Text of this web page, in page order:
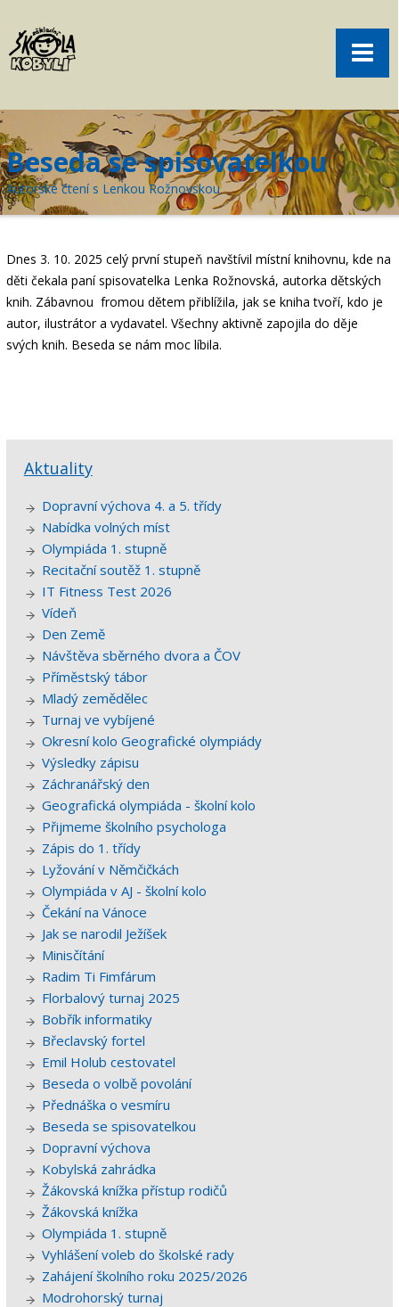
Aktuality
Volný čas
Kontakt
žákovská knížka
objednání obědů
Menu
Beseda se spisovatelkou
Autorské čtení s Lenkou Rožnovskou
Dnes 3. 10. 2025 celý první stupeň navštívil místní knihovnu, kde na
děti čekala paní spisovatelka Lenka Rožnovská, autorka dětských
knih. Zábavnou fromou dětem přiblížila, jak se kniha tvoří, kdo je
autor, ilustrátor a vydavatel. Všechny aktivně zapojila do děje
svých knih. Beseda se nám moc líbila.
Aktuality
Dopravní výchova 4. a 5. třídy
Nabídka volných míst
Olympiáda 1. stupně
Recitační soutěž 1. stupně
IT Fitness Test 2026
Vídeň
Den Země
Návštěva sběrného dvora a ČOV
Příměstský tábor
Mladý zemědělec
Turnaj ve vybíjené
Okresní kolo Geografické olympiády
Výsledky zápisu
Záchranářský den
Geografická olympiáda - školní kolo
Přijmeme školního psychologa
Zápis do 1. třídy
Lyžování v Němčičkách
Olympiáda v AJ - školní kolo
Čekání na Vánoce
Jak se narodil Ježíšek
Minisčítání
Radim Ti Fimfárum
Florbalový turnaj 2025
Bobřík informatiky
Břeclavský fortel
Emil Holub cestovatel
Beseda o volbě povolání
Přednáška o vesmíru
Beseda se spisovatelkou
Dopravní výchova
Kobylská zahrádka
Žákovská knížka přístup rodičů
Žákovská knížka
Olympiáda 1. stupně
Vyhlášení voleb do školské rady
Zahájení školního roku 2025/2026
Modrohorský turnaj